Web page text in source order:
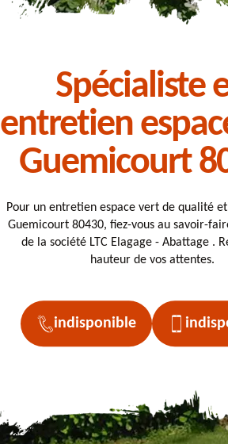
Spécialiste
entretien
Guemicourt
Pour un entretien espace vert de qualité
Guemicourt 80430, fiez-vous au savoir-
de la société LTC Elagage - Abattage .
hauteur de vos attentes.
indisponible